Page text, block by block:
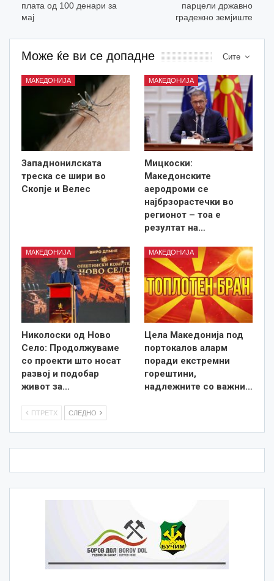
плата од 100 денари за
мај
парцели државно
градежно земјиште
Сите
Може ќе ви се допадне
МАКЕДОНИЈА
Западнонилската
треска се шири во
Скопје и Велес
МАКЕДОНИЈА
Мицкоски:
Македонските
аеродроми се
најбрзорастечки во
регионот – тоа е
резултат на…
МАКЕДОНИЈА
Николоски од Ново
Село: Продолжуваме
со проекти што носат
развој и подобар
живот за…
МАКЕДОНИЈА
Цела Македонија под
портокалов аларм
поради екстремни
горештини,
надлежните со важни…
ПТРЕТХ СЛЕДНО